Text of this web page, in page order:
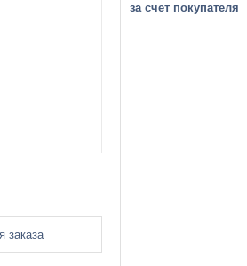
заказа
за счет покупателя